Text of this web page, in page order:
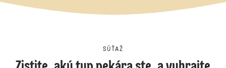
SÚŤAŽ